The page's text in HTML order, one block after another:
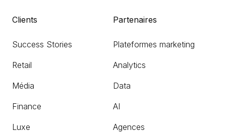
Clients
Success Stories
Retail
Média
Finance
Luxe
Partenaires
Plateformes marketing
Analytics
Data
AI
Agences